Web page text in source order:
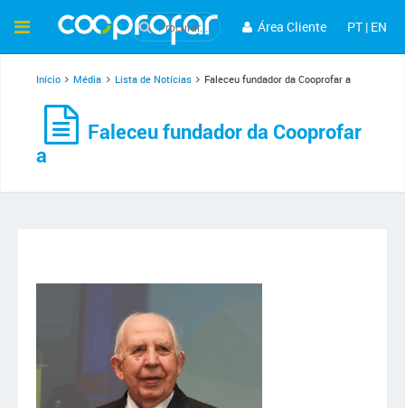
Área Cliente PT | EN
Início Média Lista de Notícias Faleceu fundador da Cooprofar a
Faleceu fundador da Cooprofar
a